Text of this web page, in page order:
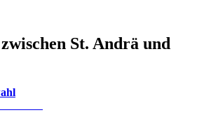
St. Andrä und